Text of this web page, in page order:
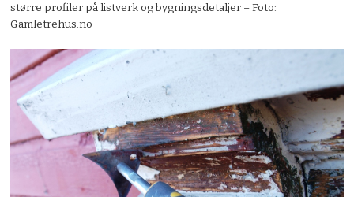
større profiler på listverk og bygningsdetaljer – Foto:
Gamletrehus.no